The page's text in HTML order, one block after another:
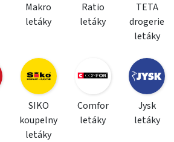
Makro
letáky
Ratio
letáky
TETA
drogerie
letáky
SIKO
koupelny
letáky
Comfor
letáky
Jysk
letáky